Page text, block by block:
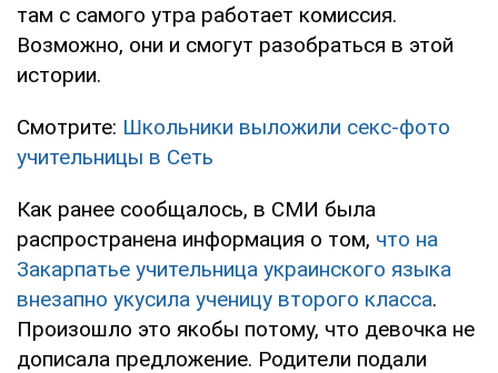
там с самого утра работает комиссия.
Возможно, они и смогут разобраться в этой
истории.
Смотрите: Школьники выложили секс-фото
учительницы в Сеть
Как ранее сообщалось, в СМИ была
распространена информация о том, что на
Закарпатье учительница украинского языка
внезапно укусила ученицу второго класса.
Произошло это якобы потому, что девочка не
дописала предложение. Родители подали